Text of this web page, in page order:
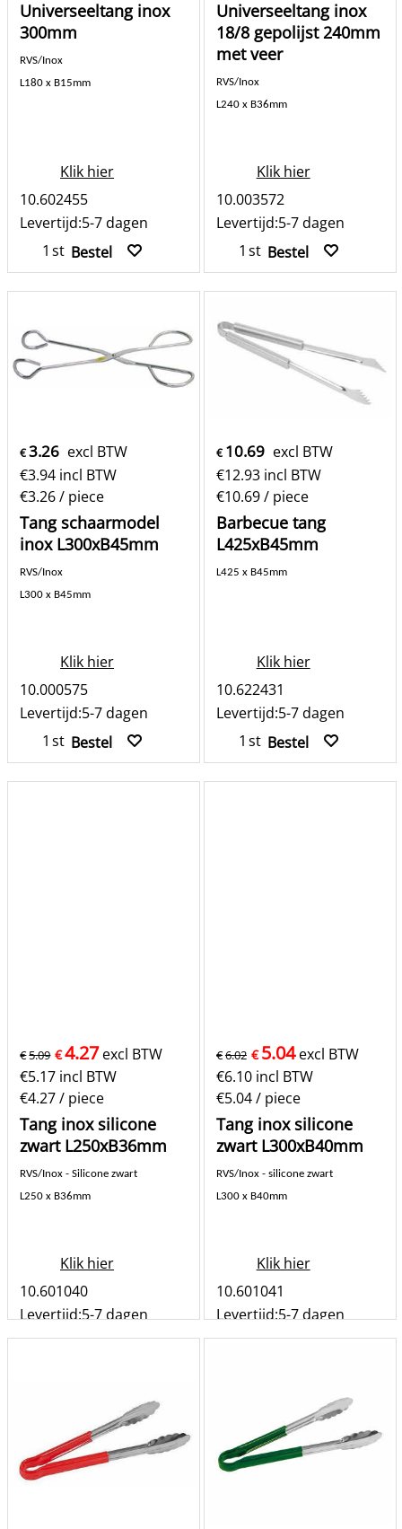
Universeeltang inox
300mm
RVS/Inox
L180 x B15mm
Klik hier
10.602455
Levertijd:5-7 dagen
st Bestel
Universeeltang inox
18/8 gepolijst 240mm
met veer
RVS/Inox
L240 x B36mm
Klik hier
10.003572
Levertijd:5-7 dagen
st Bestel
€3.26 excl BTW
€3.94 incl BTW
€3.26/ piece
Tang schaarmodel
inox L300xB45mm
RVS/Inox
L300 x B45mm
Klik hier
10.000575
Levertijd:5-7 dagen
st Bestel
€ 10.69 excl BTW
€12.93 incl BTW
€10.69/ piece
Barbecue tang
L425xB45mm
L425 x B45mm
Klik hier
10.622431
Levertijd:5-7 dagen
st Bestel
€5.09 €4.27 excl BTW
€5.17 incl BTW
€4.27/ piece
Tang inox silicone
zwart L250xB36mm
RVS/Inox - Silicone zwart
L250 x B36mm
Klik hier
10.601040
Levertijd:5-7 dagen
st Bestel
€6.02 € 5.04 excl BTW
€6.10 incl BTW
€5.04/ piece
Tang inox silicone
zwart L300xB40mm
RVS/Inox - silicone zwart
L300 x B40mm
Klik hier
10.601041
Levertijd:5-7 dagen
st Bestel